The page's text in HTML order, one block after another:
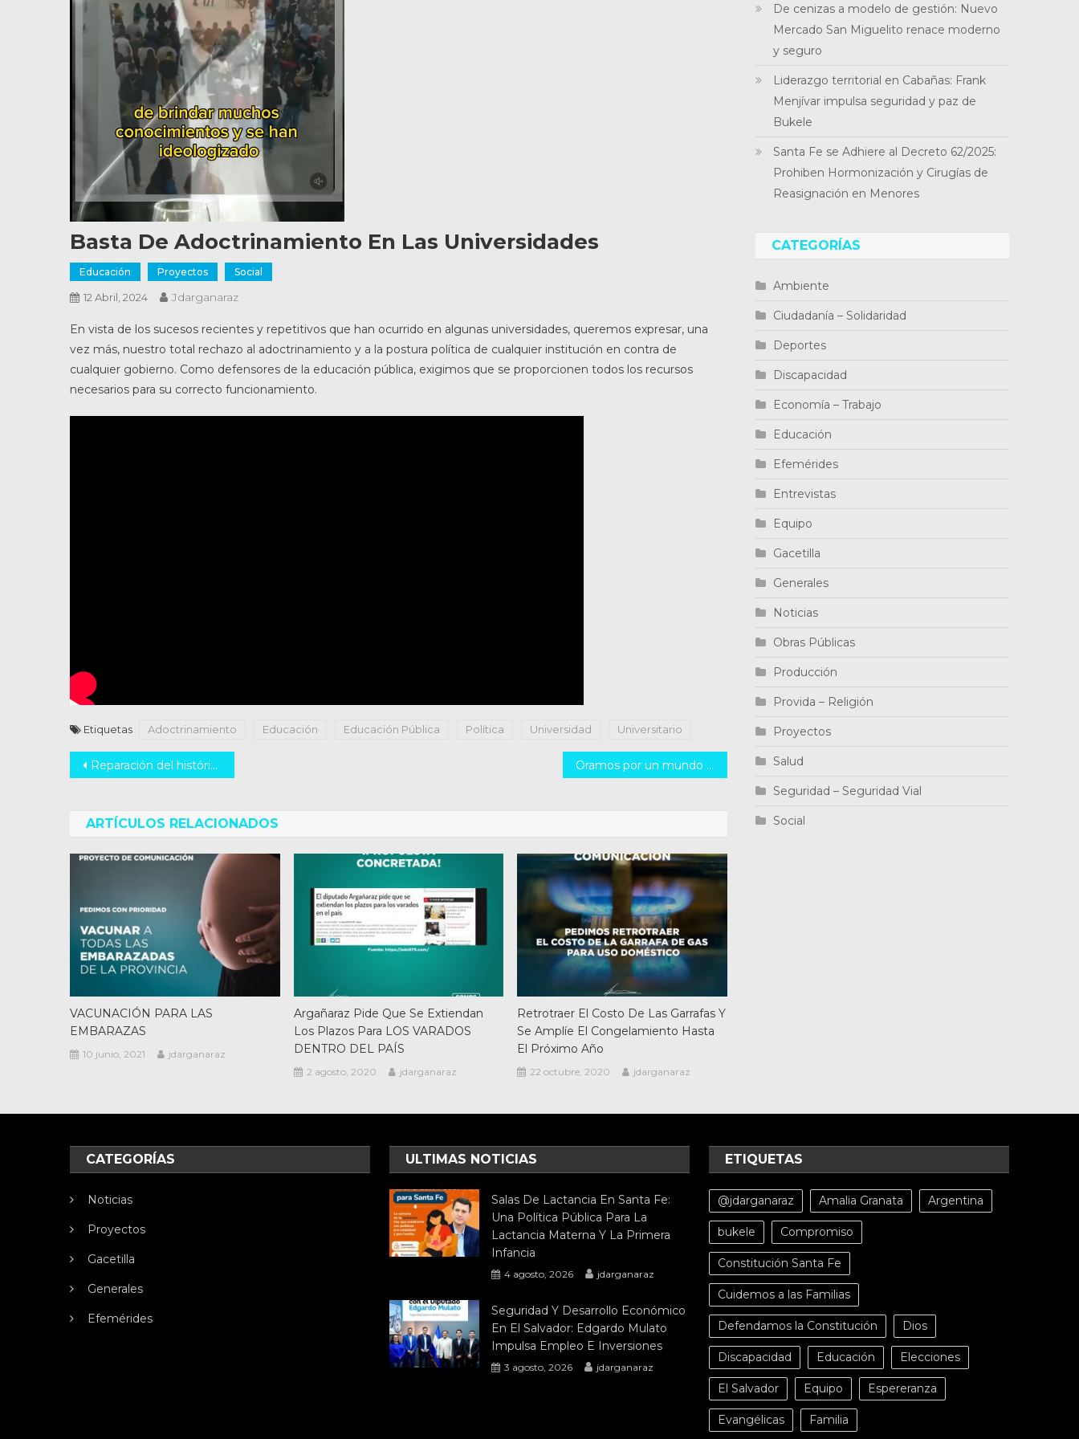
Basta De Adoctrinamiento En Las Universidades
Educación Proyectos Social
12 Abril, 2024 Jdarganaraz
En vista de los sucesos recientes y repetitivos que han ocurrido en algunas universidades, queremos expresar, una
vez más, nuestro total rechazo al adoctrinamiento y a la postura política de cualquier institución en contra de
cualquier gobierno. Como defensores de la educación pública, exigimos que se proporcionen todos los recursos
necesarios para su correcto funcionamiento.
Etiquetas Adoctrinamiento Educación Educación Pública Política Universidad Universitario
Navegación
entradas
Reparación del histórico Puente Carretero SantaFe – Santotomé Oramos por un mundo sin guerras, donde triunfe la paz!
ARTÍCULOS RELACIONADOS
VACUNACIÓN PARA LAS
EMBARAZAS
10 junio, 2021 jdarganaraz
Argañaraz Pide Que Se Extiendan
Los Plazos Para LOS VARADOS
DENTRO DEL PAÍS
2 agosto, 2020 jdarganaraz
Retrotraer El Costo De Las Garrafas Y
Se Amplíe El Congelamiento Hasta
El Próximo Año
22 octubre, 2020 jdarganaraz
De cenizas a modelo de gestión: Nuevo
Mercado San Miguelito renace moderno
y seguro
Liderazgo territorial en Cabañas: Frank
Menjívar impulsa seguridad y paz de
Bukele
Santa Fe se Adhiere al Decreto 62/2025:
Prohiben Hormonización y Cirugías de
Reasignación en Menores
CATEGORÍAS
Ambiente
Ciudadanía – Solidaridad
Deportes
Discapacidad
Economía – Trabajo
Educación
Efemérides
Entrevistas
Equipo
Gacetilla
Generales
Noticias
Obras Públicas
Producción
Provida – Religión
Proyectos
Salud
Seguridad – Seguridad Vial
Social
CATEGORÍAS
Noticias
Proyectos
Gacetilla
Generales
Efemérides
ULTIMAS NOTICIAS
Salas De Lactancia En Santa Fe:
Una Política Pública Para La
Lactancia Materna Y La Primera
Infancia
4 agosto, 2026 jdarganaraz
Seguridad Y Desarrollo Económico
En El Salvador: Edgardo Mulato
Impulsa Empleo E Inversiones
3 agosto, 2026 jdarganaraz
ETIQUETAS
@jdarganaraz Amalia Granata Argentina
bukele Compromiso
Constitución Santa Fe
Cuidemos a las Familias
Defendamos la Constitución Dios
Discapacidad Educación Elecciones
El Salvador Equipo Espereranza
Evangélicas Familia